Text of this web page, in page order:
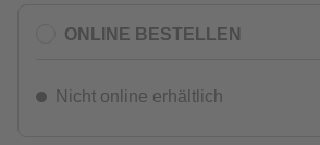
ONLINE BESTELLEN
Nicht online erhältlich